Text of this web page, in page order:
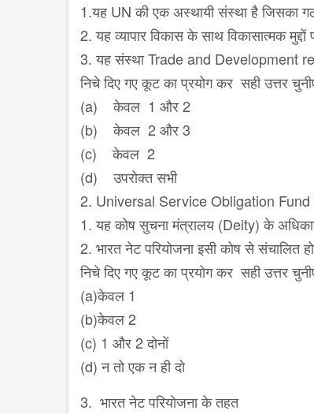
1.यह UN की एक अस्थायी संस्था है जिसका
2. यह व्यापार विकास के साथ विकासात्मक मुद्दों
3. यह संस्था Trade and Development
निचे दिए गए कूट का प्रयोग कर सही उत्तर
(a) केवल 1 और 2
(b) केवल 2 और 3
(c) केवल 2
(d) उपरोक्त सभी
2. Universal Service Obligation Fund
1. यह कोष सुचना मंत्रालय (Deity) के
2. भारत नेट परियोजना इसी कोष से संचालित
निचे दिए गए कूट का प्रयोग कर सही उत्तर
(a)केवल 1
(b)केवल 2
(c) 1 और 2 दोनों
(d) न तो एक न ही दो
3. भारत नेट परियोजना के तहत